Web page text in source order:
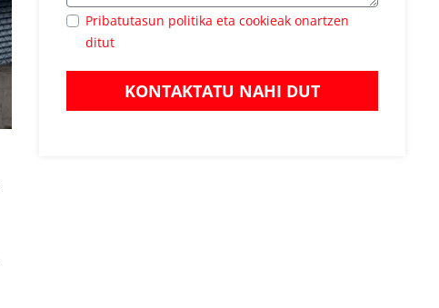
Pribatutasun politika eta cookieak onartzen
ditut
KONTAKTATU NAHI DUT